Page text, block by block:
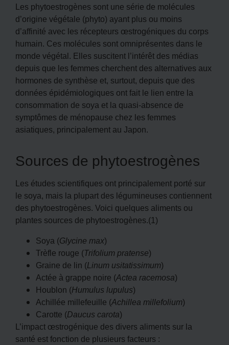
Les phytoestrogènes sont une série de molécules
d’origine végétale (phyto) ayant plus ou moins
d’affinité avec les récepteurs œstrogéniques du corps
humain. Ces molécules sont omniprésentes dans le
monde végétal. Elles suscitent l’intérêt des médias
depuis que les femmes cherchent des alternatives aux
hormones de synthèse et, surtout, depuis que des
données épidémiologiques ont fait le lien entre la
consommation de soya et la quasi-absence de
symptômes de ménopause chez les femmes
asiatiques, principalement au Japon.
Sources de phytoestrogènes
Les études scientifiques ont principalement porté sur
le soya, mais la plupart des légumineuses contiennent
des phytoestrogènes. Voici quelques aliments ou
plantes sources de phytoestrogènes.(1)
Soya (Glycine max)
Trèfle rouge (Trifolium pratense)
Graine de lin (Linum usitatissimum)
Actée à grappe noire (Actea racemosa)
Houblon (Humulus lupulus)
Achillée millefeuille (Achillea millefolium)
Carotte (Daucus carota)
L’impact œstrogénique des divers aliments sur la
santé est fonction de plusieurs facteurs :